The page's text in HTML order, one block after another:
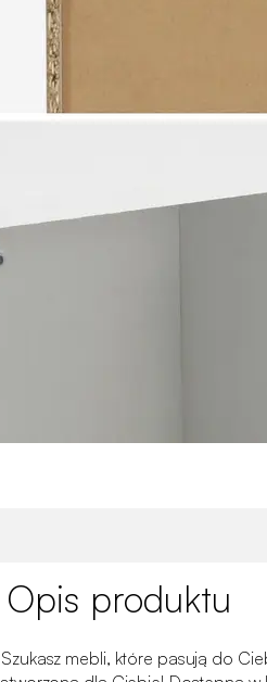
Opis produktu
Szukasz mebli, które pasują do